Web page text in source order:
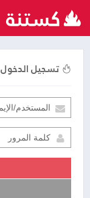
تسجيل الدخول